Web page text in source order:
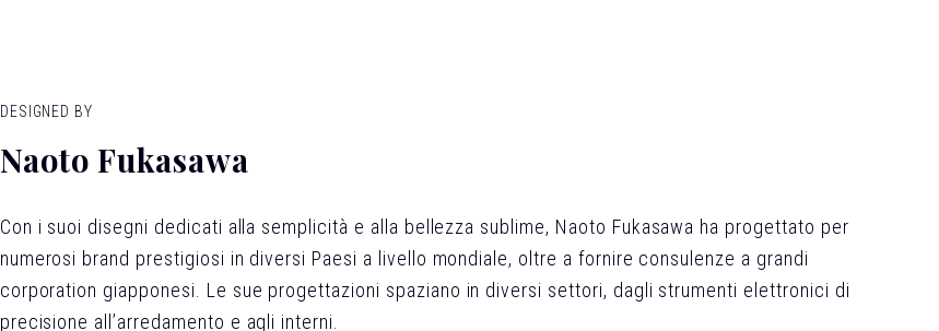
DESIGNED BY
Naoto Fukasawa
Con i suoi disegni dedicati alla semplicità e alla bellezza sublime, Naoto Fukasawa ha progettato per
numerosi brand prestigiosi in diversi Paesi a livello mondiale, oltre a fornire consulenze a grandi
corporation giapponesi. Le sue progettazioni spaziano in diversi settori, dagli strumenti elettronici di
precisione all’arredamento e agli interni.